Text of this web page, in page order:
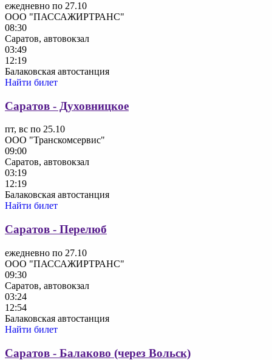
ежедневно по 27.10
ООО "ПАССАЖИРТРАНС"
08:30
Саратов, автовокзал
03:49
12:19
Балаковская автостанция
Найти билет
Саратов - Духовницкое
пт, вс по 25.10
ООО "Транскомсервис"
09:00
Саратов, автовокзал
03:19
12:19
Балаковская автостанция
Найти билет
Саратов - Перелюб
ежедневно по 27.10
ООО "ПАССАЖИРТРАНС"
09:30
Саратов, автовокзал
03:24
12:54
Балаковская автостанция
Найти билет
Саратов - Балаково (через Вольск)